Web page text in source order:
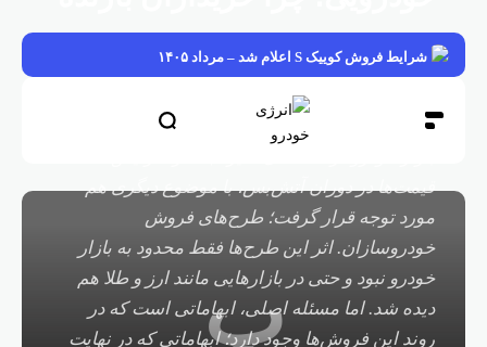
شرایط فروش کوییک S اعلام شد – مرداد ۱۴۰۵
پ
شدند؟
اکوایران
مورد توجه قرار گرفت؛ طرح‌های فروش
خودروسازان. اثر این طرح‌ها فقط محدود به بازار
خودرو نبود و حتی در بازارهایی مانند ارز و طلا هم
دیده شد. اما مسئله اصلی، ابهاماتی است که در
روند این فروش‌ها وجود دارد؛ ابهاماتی که در نهایت